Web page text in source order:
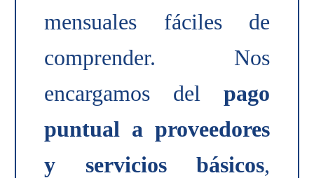
mensuales fáciles de
comprender. Nos
encargamos delpago
puntual a proveedores
y servicios básicos,